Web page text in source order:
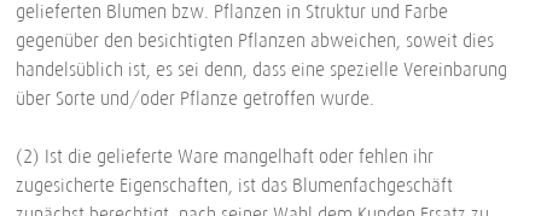
gelieferten Blumen bzw. Pflanzen in Struktur und Farbe
gegenüber den besichtigten Pflanzen abweichen, soweit dies
handelsüblich ist, es sei denn, dass eine spezielle Vereinbarung
über Sorte und/oder Pflanze getroffen wurde.
(2) Ist die gelieferte Ware mangelhaft oder fehlen ihr
zugesicherte Eigenschaften, ist das Blumenfachgeschäft